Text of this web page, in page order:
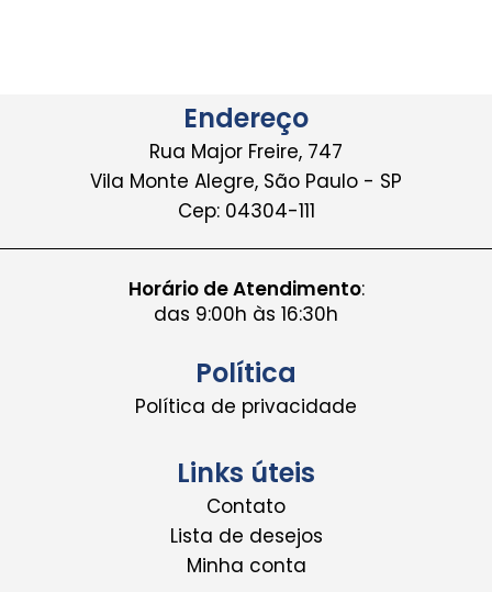
Endereço
Rua Major Freire, 747
Vila Monte Alegre, São Paulo - SP
Cep: 04304-111
Horário de Atendimento:
das 9:00h às 16:30h
Política
Política de privacidade
Links úteis
Contato
Lista de desejos
Minha conta